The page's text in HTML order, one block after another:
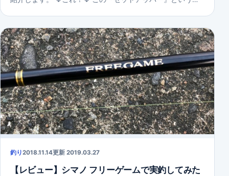
釣り2018.11.14更新 2019.03.27
【レビュー】シマノ フリーゲームで実釣してみた